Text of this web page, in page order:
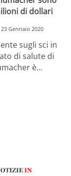
di dollari
23 Gennaio 2020
sugli sci in
di salute di
è…